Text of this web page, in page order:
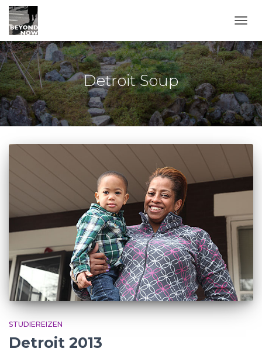
Detroit Soup
STUDIEREIZEN
Detroit 2013